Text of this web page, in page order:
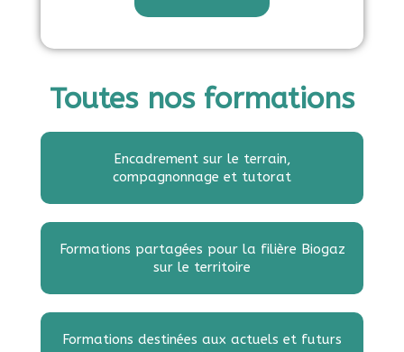
o
m
a
t
Toutes nos formations
Encadrement sur le terrain,
compagnonnage et tutorat
Formations partagées pour la filière Biogaz
sur le territoire
Formations destinées aux actuels et futurs